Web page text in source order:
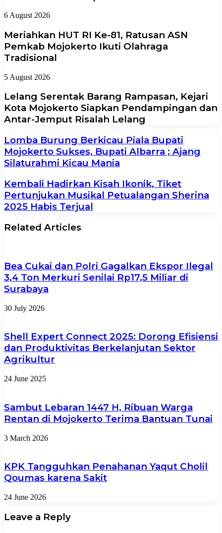
6 August 2026
Meriahkan HUT RI Ke-81, Ratusan ASN
Pemkab Mojokerto Ikuti Olahraga
Tradisional
5 August 2026
Lelang Serentak Barang Rampasan, Kejari
Kota Mojokerto Siapkan Pendampingan dan
Antar-Jemput Risalah Lelang
Lomba Burung Berkicau Piala Bupati
Mojokerto Sukses, Bupati Albarra ; Ajang
Silaturahmi Kicau Mania
Kembali Hadirkan Kisah Ikonik, Tiket
Pertunjukan Musikal Petualangan Sherina
2025 Habis Terjual
Related Articles
Bea Cukai dan Polri Gagalkan Ekspor Ilegal
3,4 Ton Merkuri Senilai Rp17,5 Miliar di
Surabaya
30 July 2026
Shell Expert Connect 2025: Dorong Efisiensi
dan Produktivitas Berkelanjutan Sektor
Agrikultur
24 June 2025
Sambut Lebaran 1447 H, Ribuan Warga
Rentan di Mojokerto Terima Bantuan Tunai
3 March 2026
KPK Tangguhkan Penahanan Yaqut Cholil
Qoumas karena Sakit
24 June 2026
Leave a Reply